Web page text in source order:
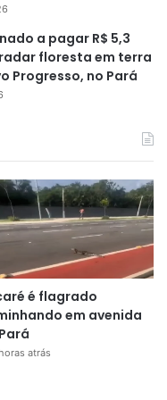
a pagar R$ 5,3
floresta em terra
Progresso, no Pará
é flagrado
em avenida
atrás